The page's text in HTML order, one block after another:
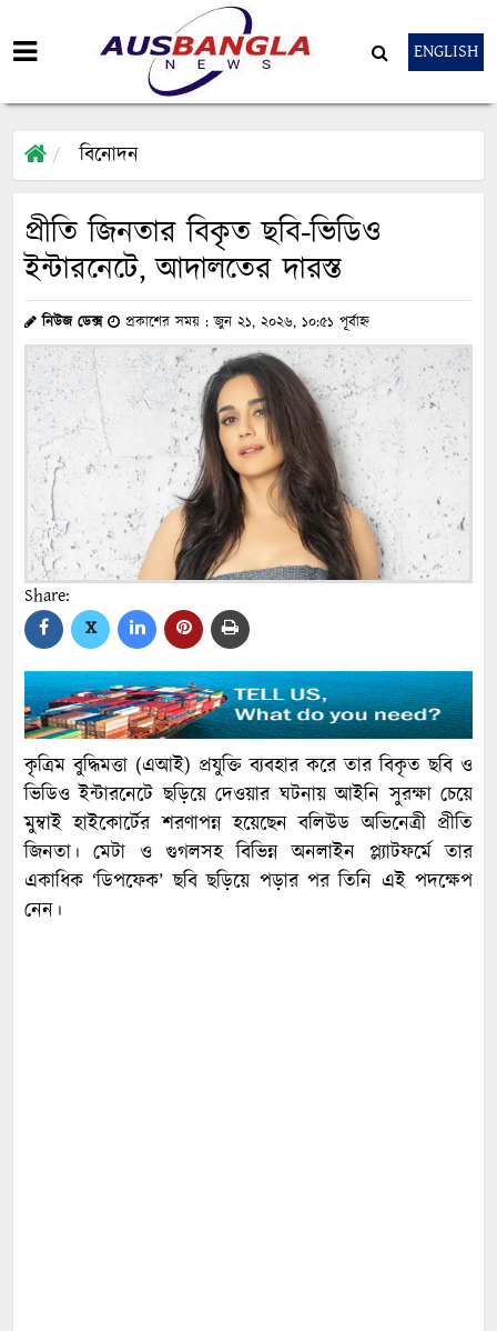
ENGLISH
বিনোদন
প্রীতি জিনতার বিকৃত ছবি-ভিডিও
ইন্টারনেটে, আদালতের দারস্ত
নিউজ ডেক্স প্রকাশের সময় : জুন ২১, ২০২৬, ১০:৫১ পূর্বাহ্ন
Share:
X
কৃত্রিম বুদ্ধিমত্তা (এআই) প্রযুক্তি ব্যবহার করে তার বিকৃত ছবি ও
ভিডিও ইন্টারনেটে ছড়িয়ে দেওয়ার ঘটনায় আইনি সুরক্ষা চেয়ে
মুম্বাই হাইকোর্টের শরণাপন্ন হয়েছেন বলিউড অভিনেত্রী প্রীতি
জিনতা। মেটা ও গুগলসহ বিভিন্ন অনলাইন প্ল্যাটফর্মে তার
একাধিক ‘ডিপফেক’ ছবি ছড়িয়ে পড়ার পর তিনি এই পদক্ষেপ
নেন।